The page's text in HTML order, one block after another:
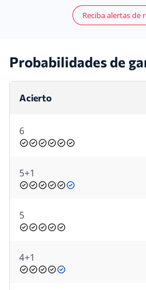
Reciba alertas de
Probabilidades de
Acierto
6
5+1
5
4+1